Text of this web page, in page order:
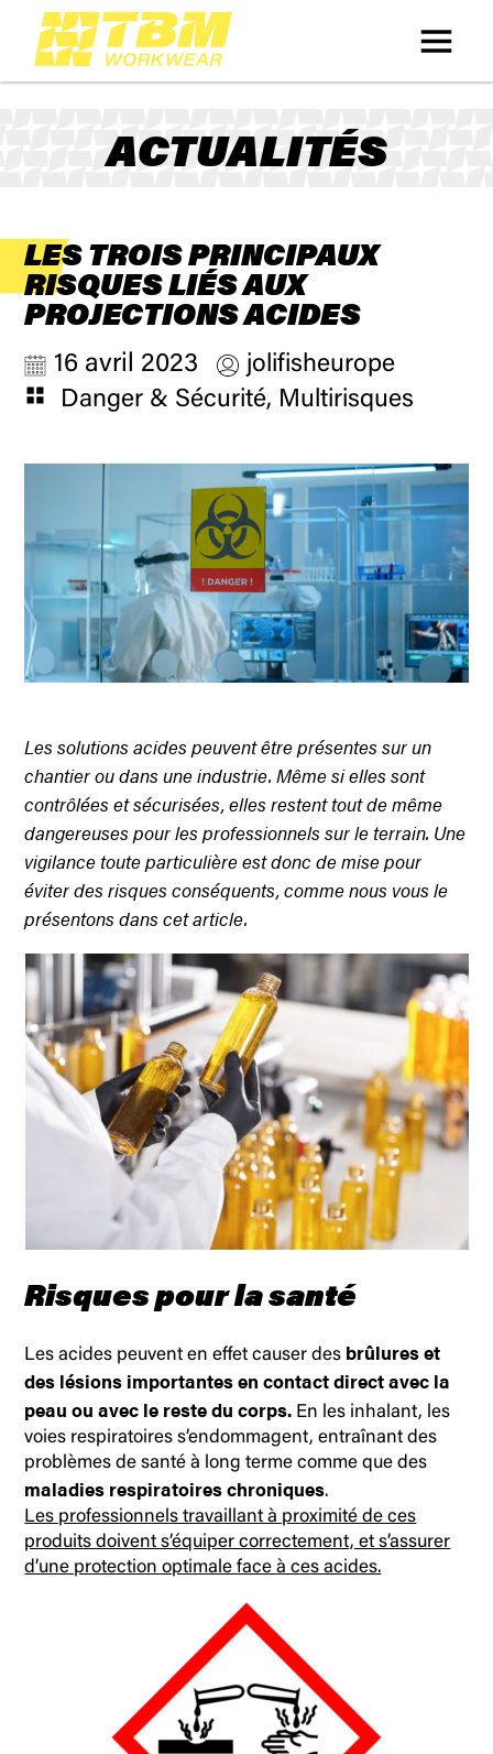
ACTUALITÉS
LES TROIS PRINCIPAUX
RISQUES LIÉS AUX
PROJECTIONS ACIDES
16 avril 2023
jolifisheurope
Danger & Sécurité, Multirisques
Les solutions acides peuvent être présentes sur un
chantier ou dans une industrie. Même si elles sont
contrôlées et sécurisées, elles restent tout de même
dangereuses pour les professionnels sur le terrain. Une
vigilance toute particulière est donc de mise pour
éviter des risques conséquents, comme nous vous le
présentons dans cet article.
Risques pour la santé
Les acides peuvent en effet causer des brûlures et
des lésions importantes en contact direct avec la
peau ou avec le reste du corps. En les inhalant, les
voies respiratoires s’endommagent, entraînant des
problèmes de santé à long terme comme que des
maladies respiratoires chroniques.
Les professionnels travaillant à proximité de ces
produits doivent s’équiper correctement, et s’assurer
d’une protection optimale face à ces acides.